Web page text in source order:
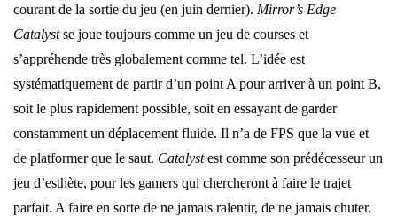
courant de la sortie du jeu (en juin dernier). Mirror’s Edge
Catalystse joue toujours comme un jeu de courses et
s’appréhende très globalement comme tel. L’idée est
systématiquement de partir d’un point A pour arriver à un point B,
soit le plus rapidement possible, soit en essayant de garder
constamment un déplacement fluide. Il n’a de FPS que la vue et
de platformer que le saut. Catalystest comme son prédécesseur un
jeu d’esthète, pour les gamers qui chercheront à faire le trajet
parfait. A faire en sorte de ne jamais ralentir, de ne jamais chuter.